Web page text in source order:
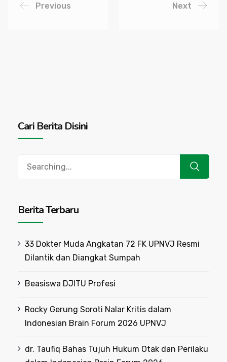
Previous Next
Cari Berita Disini
Berita Terbaru
33 Dokter Muda Angkatan 72 FK UPNVJ Resmi
Dilantik dan Diangkat Sumpah
Beasiswa DJITU Profesi
Rocky Gerung Soroti Nalar Kritis dalam
Indonesian Brain Forum 2026 UPNVJ
dr. Taufiq Bahas Tujuh Hukum Otak dan Perilaku